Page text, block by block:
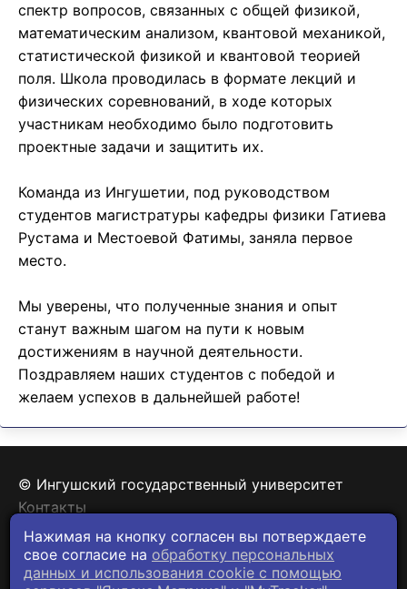
спектр вопросов, связанных с общей физикой,
математическим анализом, квантовой механикой,
статистической физикой и квантовой теорией
поля. Школа проводилась в формате лекций и
физических соревнований, в ходе которых
участникам необходимо было подготовить
проектные задачи и защитить их.
Команда из Ингушетии, под руководством
студентов магистратуры кафедры физики Гатиева
Рустама и Местоевой Фатимы, заняла первое
место.
Мы уверены, что полученные знания и опыт
станут важным шагом на пути к новым
достижениям в научной деятельности.
Поздравляем наших студентов с победой и
желаем успехов в дальнейшей работе!
© Ингушский государственный университет
Контакты
Политика конфиденциальности
Нажимая на кнопку согласен вы потверждаете
свое согласие на обработку персональных
данных и использования cookie c помощью